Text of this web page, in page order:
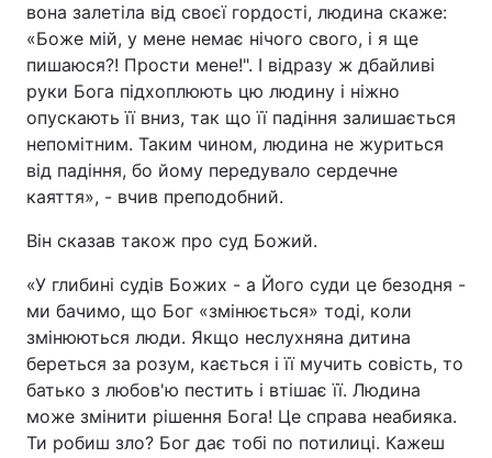
вона залетіла від своєї гордості, людина скаже:
«Боже мій, у мене немає нічого свого, і я ще
пишаюся?! Прости мене!". І відразу ж дбайливі
руки Бога підхоплюють цю людину і ніжно
опускають її вниз, так що її падіння залишається
непомітним. Таким чином, людина не журиться
від падіння, бо йому передувало сердечне
каяття», - вчив преподобний.
Він сказав також про суд Божий.
«У глибині судів Божих - а Його суди це безодня -
ми бачимо, що Бог «змінюється» тоді, коли
змінюються люди. Якщо неслухняна дитина
береться за розум, кається і її мучить совість, то
батько з любов'ю пестить і втішає її. Людина
може змінити рішення Бога! Це справа неабияка.
Ти робиш зло? Бог дає тобі по потилиці. Кажеш